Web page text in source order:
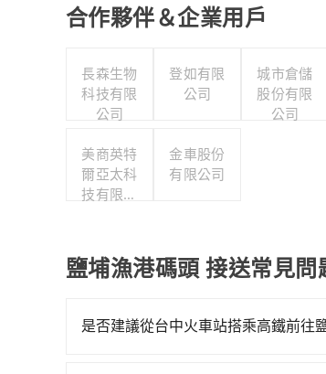
合作夥伴＆企業用戶
長森生物
科技有限
公司
登如有限
公司
城市倉儲
股份有限
公司
美商英特
爾亞太科
技有限公
金車股份
有限公司
鹽埔漁港碼頭 接送常見問
是否建議從台中火車站搭乘高鐵前往